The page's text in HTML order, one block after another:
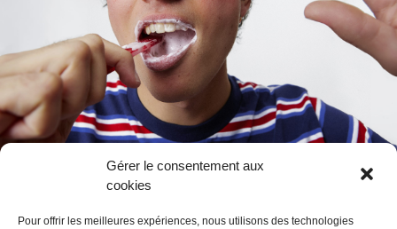
Gérer le consentement aux
cookies
Pour offrir les meilleures expériences, nous utilisons des technologies
ARTHUR ELY